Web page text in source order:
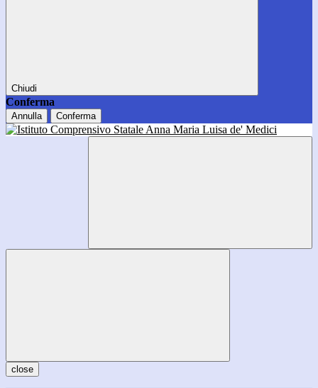
Chiudi
Conferma
Annulla Conferma
close